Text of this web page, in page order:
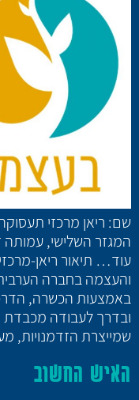
שם: ריאן מרכזי
עוד… תיאור ריאן-
והעצמה בחברה
באמצעות הכשרה,
ובדרך לעבודה מכבדת
שמייצרת הזדמנויות,
האיש החשוב